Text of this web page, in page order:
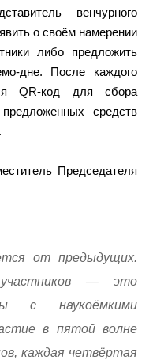
венчурного
о своём намерении
либо предложить
дне. После каждого
QR-код для сбора
средств
Председателя
от предыдущих.
— это
с наукоёмкими
в пятой волне
каждая четвёртая